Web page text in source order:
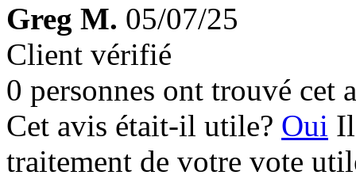
Greg M. 05/07/25
Client vérifié
0 personnes ont trouvé cet
Cet avis était-il utile? Oui
traitement de votre vote